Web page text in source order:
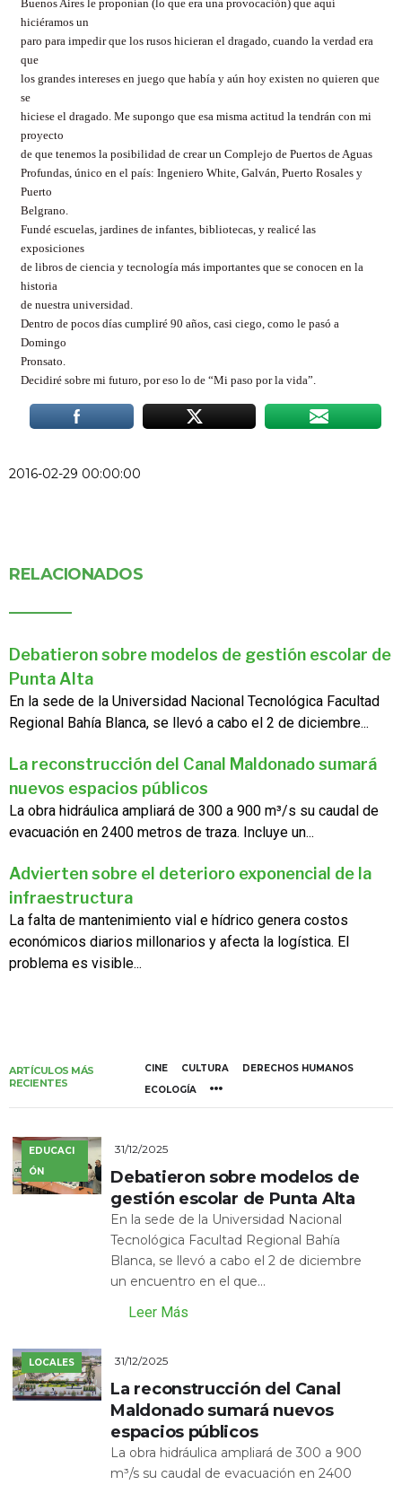
Buenos Aires le proponían (lo que era una provocación) que aquí
hiciéramos un
paro para impedir que los rusos hicieran el dragado, cuando la verdad era
que
los grandes intereses en juego que había y aún hoy existen no quieren que
se
hiciese el dragado. Me supongo que esa misma actitud la tendrán con mi
proyecto
de que tenemos la posibilidad de crear un Complejo de Puertos de Aguas
Profundas, único en el país: Ingeniero White, Galván, Puerto Rosales y
Puerto
Belgrano.
Fundé escuelas, jardines de infantes, bibliotecas, y realicé las
exposiciones
de libros de ciencia y tecnología más importantes que se conocen en la
historia
de nuestra universidad.
Dentro de pocos días cumpliré 90 años, casi ciego, como le pasó a
Domingo
Pronsato.
Decidiré sobre mi futuro, por eso lo de “Mi paso por la vida”.
2016-02-29 00:00:00
RELACIONADOS
Debatieron sobre modelos de gestión escolar de
Punta Alta
En la sede de la Universidad Nacional Tecnológica Facultad
Regional Bahía Blanca, se llevó a cabo el 2 de diciembre...
La reconstrucción del Canal Maldonado sumará
nuevos espacios públicos
La obra hidráulica ampliará de 300 a 900 m³/s su caudal de
evacuación en 2400 metros de traza. Incluye un...
Advierten sobre el deterioro exponencial de la
infraestructura
La falta de mantenimiento vial e hídrico genera costos
económicos diarios millonarios y afecta la logística. El
problema es visible...
ARTÍCULOS MÁS
RECIENTES
CINE CULTURA
DERECHOS HUMANOS
ECOLOGÍA
EDUCACI
ÓN
31/12/2025
Debatieron sobre modelos de
gestión escolar de Punta Alta
En la sede de la Universidad Nacional
Tecnológica Facultad Regional Bahía
Blanca, se llevó a cabo el 2 de diciembre
un encuentro en el que...
Leer Más
LOCALES 31/12/2025
La reconstrucción del Canal
Maldonado sumará nuevos
espacios públicos
La obra hidráulica ampliará de 300 a 900
m³/s su caudal de evacuación en 2400